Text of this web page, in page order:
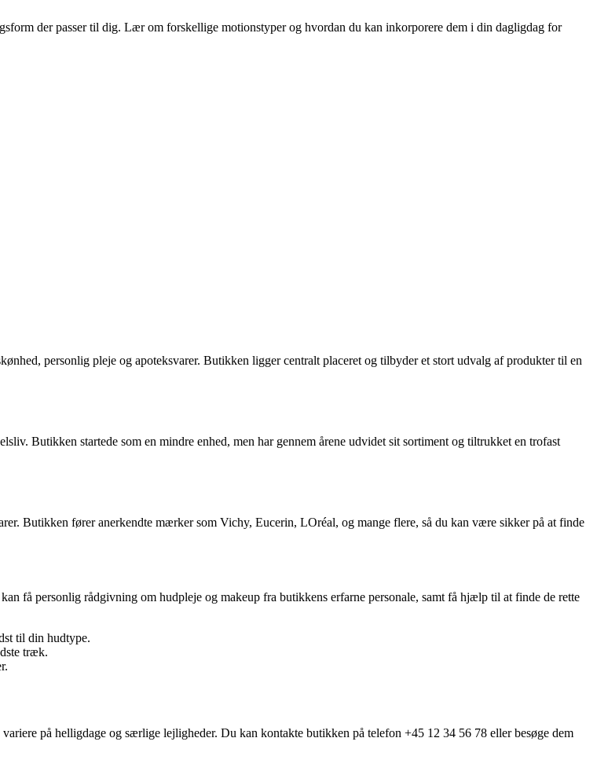
der passer til dig. Lær om forskellige motionstyper og hvordan du kan inkorporere dem i din dagligdag for
personlig pleje og apoteksvarer. Butikken ligger centralt placeret og tilbyder et stort udvalg af produkter til en
Butikken startede som en mindre enhed, men har gennem årene udvidet sit sortiment og tiltrukket en trofast
Butikken fører anerkendte mærker som Vichy, Eucerin, LOréal, og mange flere, så du kan være sikker på at finde
få personlig rådgivning om hudpleje og makeup fra butikkens erfarne personale, samt få hjælp til at finde de rette
til din hudtype.
træk.
på helligdage og særlige lejligheder. Du kan kontakte butikken på telefon +45 12 34 56 78 eller besøge dem